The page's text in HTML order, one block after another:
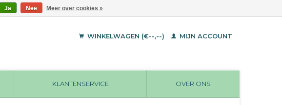
WINKELWAGEN (€--,--) MIJN ACCOUNT
KLANTENSERVICE OVER ONS
Ja Nee Meer over cookies »